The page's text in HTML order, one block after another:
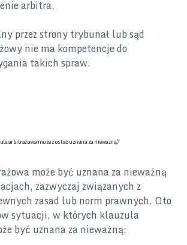
arbitra,
przez strony trybunał lub sąd
nie ma kompetencje do
takich spraw.
arbitrażowa może zostać uznana za nieważną?
może być uznana za nieważną
zazwyczaj związanych z
zasad lub norm prawnych. Oto
sytuacji, w których klauzula
być uznana za nieważną: